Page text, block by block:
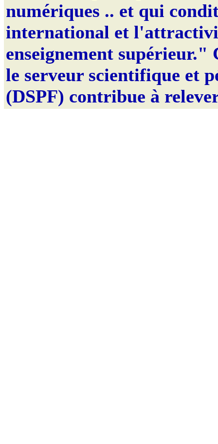
numériques .. et qui
international et
enseignement supérieur."
le serveur scientifique et
(DSPF) contribue à